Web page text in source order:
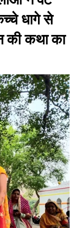
धागे से
की कथा का